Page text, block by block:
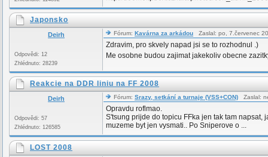
Japonsko
Deirh
Odpovědi: 12
Zhlédnuto: 28239
Fórum: Kavárna za arkádou Zaslal: po, 7.červenec
Zdravim, pro skvely napad jsi se to rozhodnul .)
Me osobne budou zajimat jakekoliv obecne
Reakcie na DDR liniu na FF 2008
Deirh
Odpovědi: 57
Zhlédnuto: 126585
Fórum: Srazy, setkání a turnaje (VSS+CON) Zaslal:
Opravdu roflmao.
S'tsung prijde do topicu FFka jen tak tam napsat,
muzeme byt jen vysmati.. Po Sniperove o ...
LOST 2008